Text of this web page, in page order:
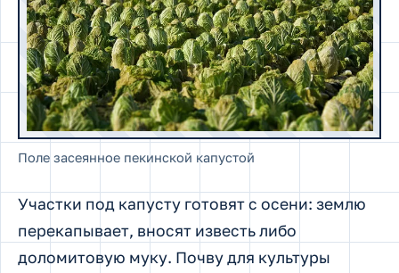
Поле засеянное пекинской капустой
Участки под капусту готовят с осени: землю
перекапывает, вносят известь либо
доломитовую муку. Почву для культуры